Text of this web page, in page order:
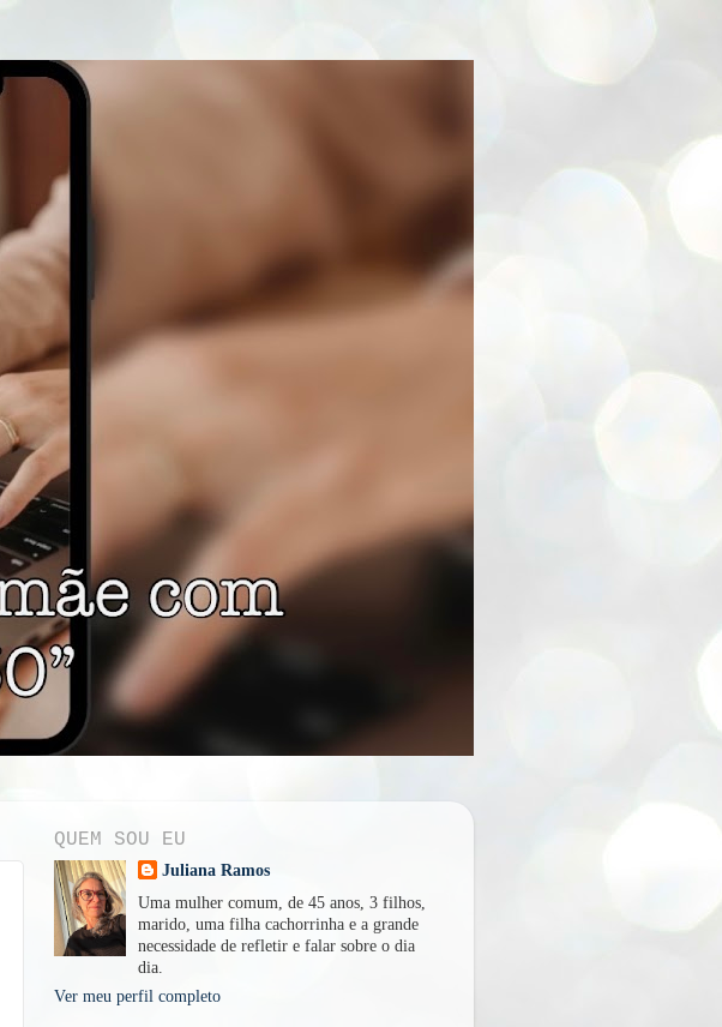
QUEM SOU EU
Juliana Ramos
Uma mulher comum, de 45 anos, 3 filhos,
marido, uma filha cachorrinha e a grande
necessidade de refletir e falar sobre o dia
dia.
Ver meu perfil completo